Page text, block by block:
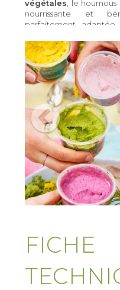
végétales , le
nourrissante et
parfaitement
Objectifs de
Découvrir
protéinée:
nutritionnels
maison:
saine et
Allier
puis
Public cible
FICHE